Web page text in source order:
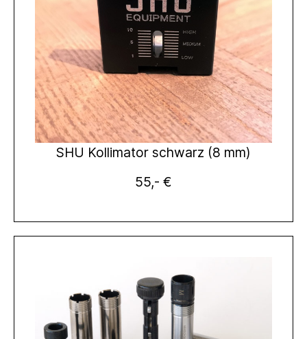
SHU Kollimator schwarz (8 mm)
55,- €